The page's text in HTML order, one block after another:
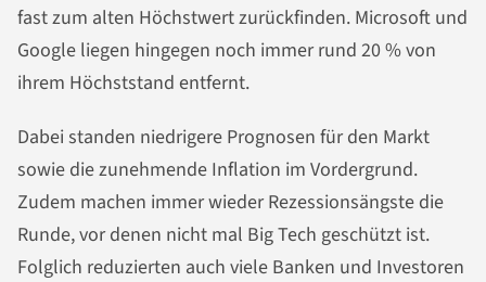
fast zum alten Höchstwert zurückfinden. Microsoft und
Google liegen hingegen noch immer rund 20 % von
ihrem Höchststand entfernt.
Dabei standen niedrigere Prognosen für den Markt
sowie die zunehmende Inflation im Vordergrund.
Zudem machen immer wieder Rezessionsängste die
Runde, vor denen nicht mal Big Tech geschützt ist.
Folglich reduzierten auch viele Banken und Investoren